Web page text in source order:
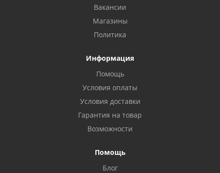
Вакансии
Магазины
Политика
Информация
Помощь
Условия оплаты
Условия доставки
Гарантия на товар
Возможности
Помощь
Блог